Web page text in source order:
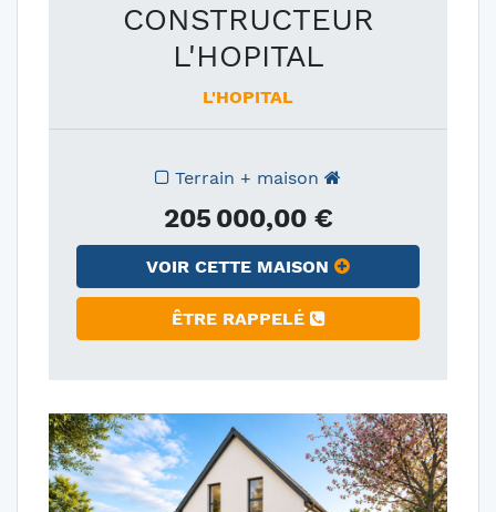
CONSTRUCTEUR
L'HOPITAL
L'HOPITAL
Terrain + maison
205 000,00 €
VOIR CETTE MAISON
ÊTRE RAPPELÉ